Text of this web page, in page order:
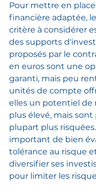
Pour mettre en
financière adaptée,
critère à considérer
des supports
proposés par le
en euros sont une
garanti, mais peu
unités de compte
elles un potentiel de
plus élevé, mais sont
plupart plus
important de bien
tolérance au risque
diversifier ses
pour limiter les